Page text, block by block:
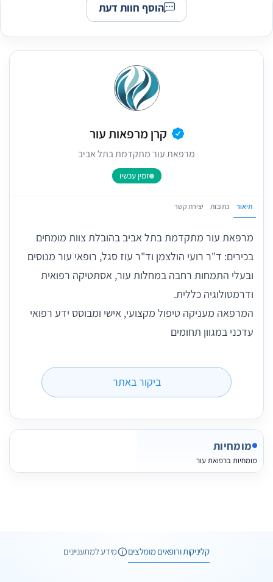
הוסף חוות דעת
קרן מרפאות עור
מרפאת עור מתקדמת בתל אביב
זמין עכשיו
תיאור כתובות יצירת קשר
מרפאת עור מתקדמת בתל אביב בהובלת צוות מומחים
בכירים: ד"ר רועי הולצמן וד"ר עוז סגל, רופאי עור מנוסים
ובעלי התמחות רחבה במחלות עור, אסתטיקה רפואית
ודרמטולוגיה כללית.
המרפאה מעניקה טיפול מקצועי, אישי ומבוסס ידע רפואי
עדכני במגוון תחומים
ביקור באתר
מומחיות
מומחיות ברפואת עור
קליניקות ורופאים מומלצים מידע למתעניינים
6 תמונות